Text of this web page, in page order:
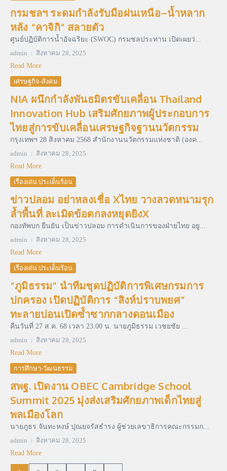
กรมชลฯ ระดมกำลังรับมือฝนเหนือ–น้ำหลาก
หลัง “คาจิกิ” สลายตัว
ศูนย์ปฏิบัติการน้ำอัจฉริยะ (SWOC) กรมชลประทาน เปิดเผยว่...
admin
สิงหาคม 28, 2025
Read More
เศรษฐกิจ-สังคม
NIA ผนึกกําลังพันธมิตรขับเคลื่อน Thailand
Innovation Hub เสริมศักยภาพผู้ประกอบการ
ไทยสู่การขับเคลื่อนเศรษฐกิจฐานนวัตกรรม
กรุงเทพฯ 28 สิงหาคม 2568 สํานักงานนวัตกรรมแห่งชาติ (องค...
admin
สิงหาคม 28, 2025
Read More
เรื่องเด่น ประเด็นร้อน
ข่าวปลอม อย่าหลงเชื่อ Xไทย วางลวดหนามรุก
ล้ำพื้นที่ ละเมิดข้อตกลงหยุดยิงX
กองทัพบก ยืนยัน เป็นข่าวปลอม การดำเนินการของฝ่ายไทย อยู...
admin
สิงหาคม 28, 2025
Read More
เรื่องเด่น ประเด็นร้อน
“ภูมิธรรม” นำทีมชุดปฏิบัติการพิเศษกรมการ
ปกครอง เปิดปฏิบัติการ “สิงห์ปราบพยศ”
ทะลายบ่อนเปิดซ้ำซากกลางดอนเมือง
คืนวันที่ 27 ส.ค. 68 เวลา 23.00 น. นายภูมิธรรม เวชยชัย ...
admin
สิงหาคม 28, 2025
Read More
การศึกษา-วัฒนธรรม
สพฐ. เปิดงาน OBEC Cambridge School
Summit 2025 มุ่งส่งเสริมศักยภาพเด็กไทยสู่
พลเมืองโลก
นายภูธร จันทะหงษ์ ปุณยจรัสธำรง ผู้ช่วยเลขาธิการคณะกรรมก...
admin
สิงหาคม 28, 2025
Read More